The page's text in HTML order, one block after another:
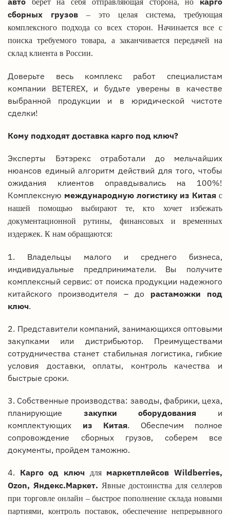
берет на себя отправляющая сторона, но
сборных грузов
– это целая система, требующая
комплексного подхода со всех сторон. Начинается все с
поиска требуемого товара, а заканчивается передачей на
склад клиента в России.
Доверьте весь комплекс работ специалистам
компании BETEREX, и будьте уверены в качестве
выбранной продукции и в юридической чистоте
сделки!
Кому подходят доставка карго под ключ?
Эксперты Бэтэрекс отработали до мельчайших
нюансов единый алгоритм действий для того, чтобы
ожидания клиентов оправдывались на 100%!
Комплексную международную логистику из Китая с
нашей помощью выбирают те, кто хочет избежать
документационной рутины, финансовых и временных
издержек. К нам обращаются:
1. Владельцы малого и среднего бизнеса,
индивидуальные предприниматели. Вы получите
комплексный сервис: от поиска продукции надежного
китайского производителя – до растаможки под
ключ.
2. Представители компаний, занимающихся оптовыми
закупками или дистрибьютор. Преимуществами
сотрудничества станет стабильная логистика, гибкие
условия доставки, оплаты, контроль качества и
быстрые сроки.
3. Собственные производства: заводы, фабрики, цеха,
планирующие закупки оборудования и
комплектующих из Китая. Обеспечим полное
сопровождение сборных грузов, соберем все
документы, пройдем таможню.
4. Карго од ключ для маркетплейсов Wildberries,
Ozon, Яндекс.Маркет. Явные достоинства для селлеров
при торговле онлайн – быстрое пополнение склада новыми
партиями, контроль поставок, обеспечение непрерывного